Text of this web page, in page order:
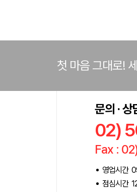
첫 마음 그대로!
문의 ·
02)
Fax :
영업시간
점심시간